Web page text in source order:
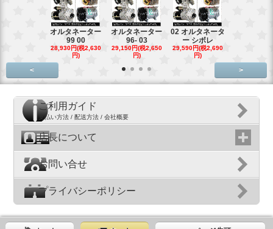
オルタネーター
99 00
28,930円(税2,630
円)
オルタネーター
96- 03
29,150円(税2,650
円)
02 オルタネータ
ー シボレ
29,590円(税2,690
円)
< >
ご利用ガイド
支払い方法 / 配送方法 / 会社概要
店長について
お問い合せ
プライバシーポリシー